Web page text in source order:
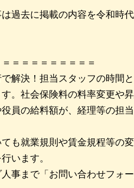
過去に掲載の内容を令和時
＝＝＝＝＝＝＝＝＝
解決！担当スタッフの時間
。社会保険料の料率変更や
役員の給料額が、経理等の担
も就業規則や賃金規程等の
います。
事まで「お問い合わせフォ